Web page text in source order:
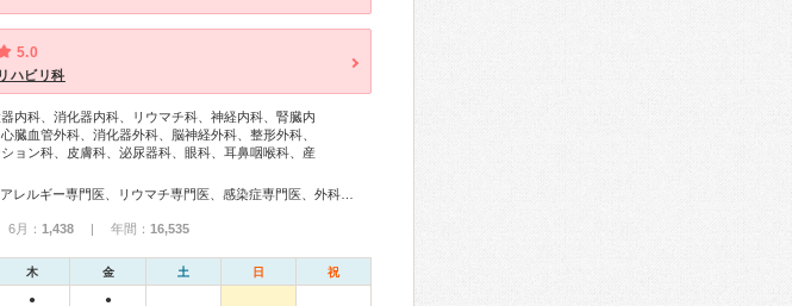
5.0
ハビリ科
内科、消化器内科、リウマチ科、神経内科、腎臓内
臓血管外科、消化器外科、脳神経外科、整形外科、
ョン科、皮膚科、泌尿器科、眼科、耳鼻咽喉科、産
： 1,438 | 年間： 16,535
木 金 土 日 祝
● ●